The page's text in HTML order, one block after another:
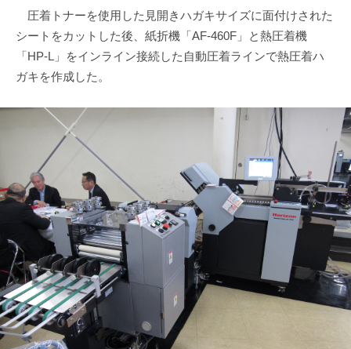
圧着トナーを使用した見開きハガキサイズに面付けされた
シートをカットした後、紙折機「AF-460F」と熱圧着機
「HP-L」をインライン接続した自動圧着ラインで熱圧着ハ
ガキを作成した。